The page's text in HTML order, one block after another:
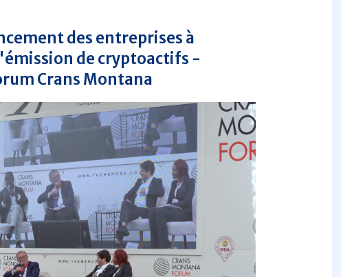
des entreprises à
de cryptoactifs -
Crans Montana